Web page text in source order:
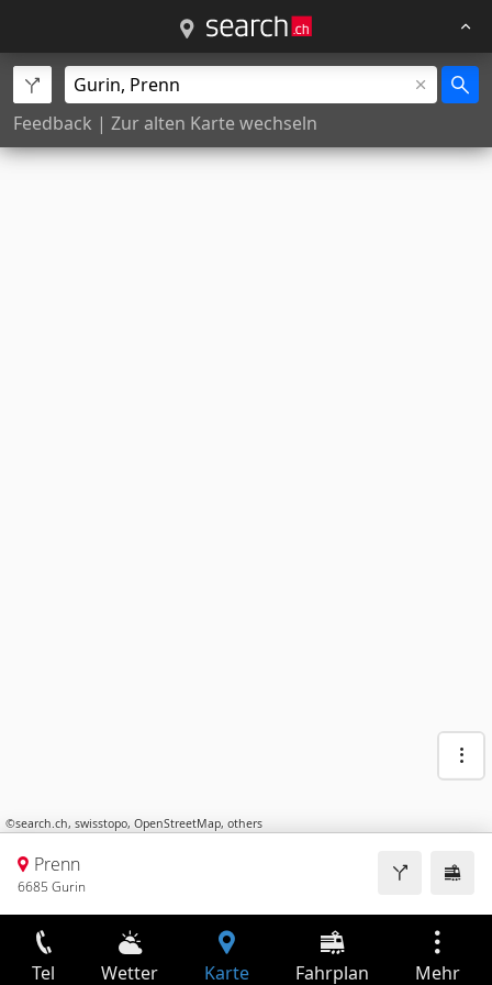
Feedback | Zur alten Karte wechseln
©search.ch, swisstopo, OpenStreetMap, others
Prenn
6685 Gurin
Tel Wetter Karte Fahrplan Mehr